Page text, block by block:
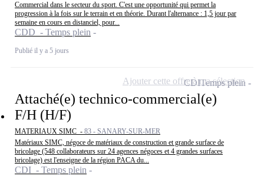
Commercial dans le secteur du sport. C'est une opportunité qui permet la
progression à la fois sur le terrain et en théorie. Durant l'alternance : 1,5 jour par
semaine en cours en distanciel, pour...
CDD - Temps plein
Publié il y a 5 jours
Attaché(e) technico-commercial(e)
F/H (H/F)
MATERIAUX SIMC - 83 - SANARY-SUR-MER
Matériaux SIMC, négoce de matériaux de construction et grande surface de
bricolage (548 collaborateurs sur 24 agences négoces et 4 grandes surfaces
bricolage) est l'enseigne de la région PACA du...
CDI - Temps plein
CDITemps plein
Ajouter cette offre à ma sélection